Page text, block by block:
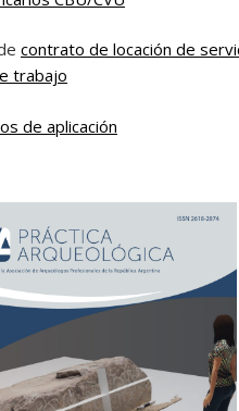
contrato de locación de
trabajo
de aplicación